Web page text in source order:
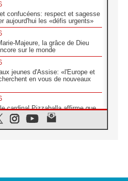
confucéens: respect et sagesse
aujourd'hui les «défis urgents»
Majeure, la grâce de Dieu
sur le monde
jeunes d'Assise: «l'Europe et
en vous de nouveaux
cardinal Pizzaballa affirme que
veulent la paix»